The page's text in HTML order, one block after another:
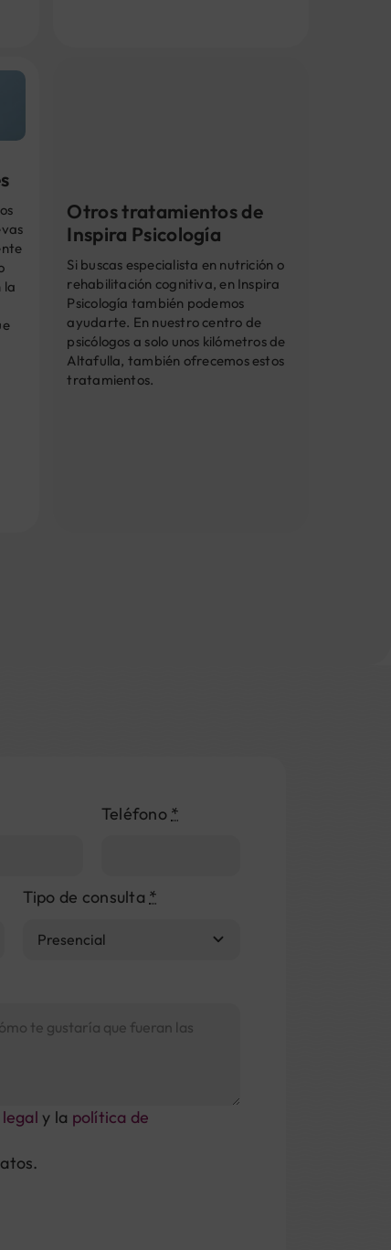
la
Otros tratamientos de
Inspira Psicología
Si buscas especialista en nutrición o
rehabilitación cognitiva, en Inspira
Psicología también podemos
ayudarte. En nuestro centro de
psicólogos a solo unos kilómetros de
Altafulla, también ofrecemos estos
tratamientos.
Teléfono *
Tipo de consulta *
y la política de